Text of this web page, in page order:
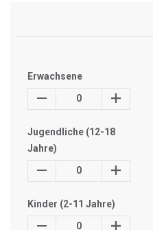
Erwachsene
0
Jugendliche (12-18
Jahre)
0
Kinder (2-11 Jahre)
0